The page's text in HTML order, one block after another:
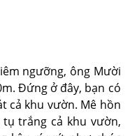
ngưỡng, ông Mười
Đứng ở đây, bạn có
cả khu vườn. Mê hồn
trắng cả khu vườn,